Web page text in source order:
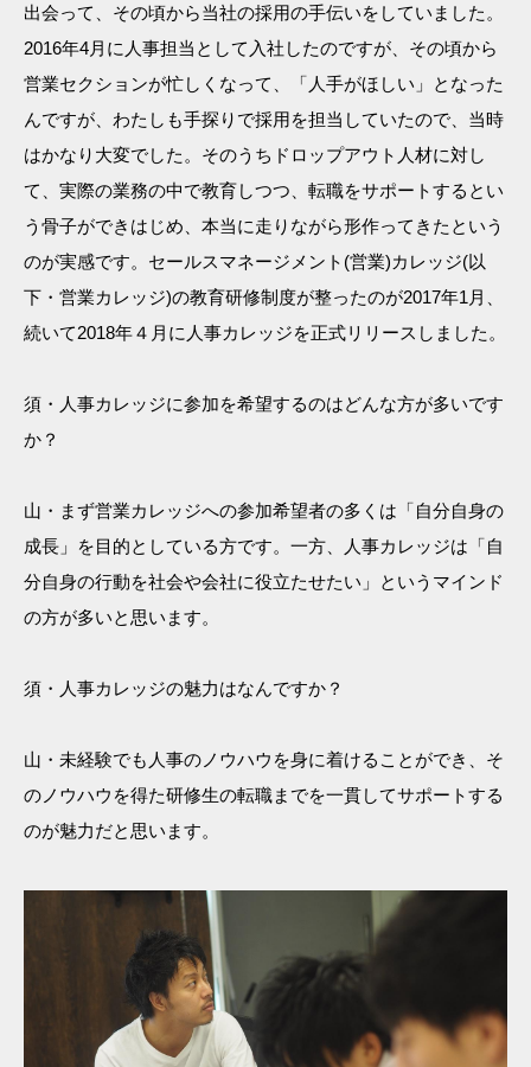
出会って、その頃から当社の採用の手伝いをしていました。
2016年4月に人事担当として入社したのですが、その頃から
営業セクションが忙しくなって、「人手がほしい」となった
んですが、わたしも手探りで採用を担当していたので、当時
はかなり大変でした。そのうちドロップアウト人材に対し
て、実際の業務の中で教育しつつ、転職をサポートするとい
う骨子ができはじめ、本当に走りながら形作ってきたという
のが実感です。セールスマネージメント(営業)カレッジ(以
下・営業カレッジ)の教育研修制度が整ったのが2017年1月、
続いて2018年４月に人事カレッジを正式リリースしました。
須・人事カレッジに参加を希望するのはどんな方が多いです
か？
山・まず営業カレッジへの参加希望者の多くは「自分自身の
成長」を目的としている方です。一方、人事カレッジは「自
分自身の行動を社会や会社に役立たせたい」というマインド
の方が多いと思います。
須・人事カレッジの魅力はなんですか？
山・未経験でも人事のノウハウを身に着けることができ、そ
のノウハウを得た研修生の転職までを一貫してサポートする
のが魅力だと思います。